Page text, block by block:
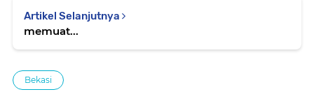
Artikel Selanjutnya
memuat...
Bekasi